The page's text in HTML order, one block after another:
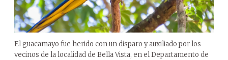
El guacamayo fue herido con un disparo y auxiliado por los
vecinos de la localidad de Bella Vista, en el Departamento de